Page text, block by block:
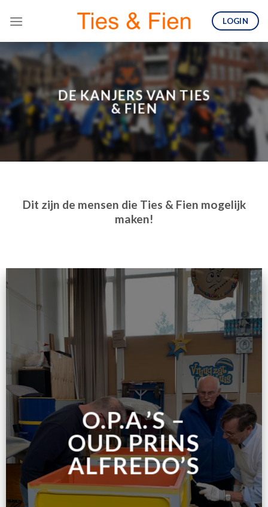
LOGIN
DE KANJERS VAN TIES
& FIEN
Dit zijn de mensen die Ties & Fien mogelijk
maken!
O.P.A.’S –
OUD PRINS
ALFREDO’S